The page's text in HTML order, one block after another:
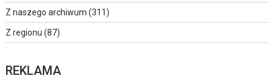
Z naszego archiwum (311)
Z regionu (87)
REKLAMA